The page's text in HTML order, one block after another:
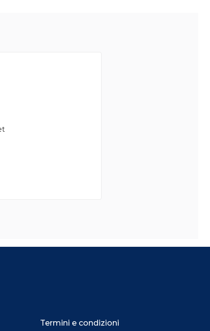
Termini e condizioni